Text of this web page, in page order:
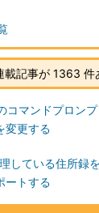
トで認証するよ
導入
でのみ利用可
であるが、デフ
IASサービスを導
［プログラムの追
トの追加と削除
ト ウィザード］
載記事が 1363 件
コマンドプロン
変更する
している住所録
ートする